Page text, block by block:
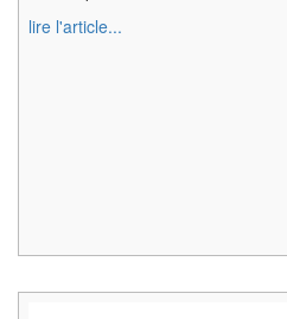
lire l'article...